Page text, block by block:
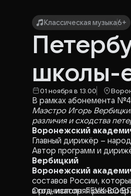
Классическая музыка6+
школы-
01 ноября в 13.00
В рамках абонемента
Маэстро Игорь
различия и сходства
Воронежский
Главный дирижёр –
Автор программ и
Вербицкий
Воронежский
составов России,
в год, исполняя
Организатор: ГБУК ВО